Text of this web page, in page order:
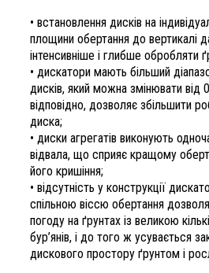
• встановлення дисків на
площини обертання до вертикалі
інтенсивніше і глибше обробляти
• дискатори мають більший
дисків, який можна змінювати від
відповідно, дозволяє збільшити
диска;
• диски агрегатів виконують
відвала, що сприяє кращому
його кришіння;
• відсутність у конструкції
спільною віссю обертання
погоду на ґрунтах із великою
бур’янів, і до того ж усувається
дискового простору ґрунтом і